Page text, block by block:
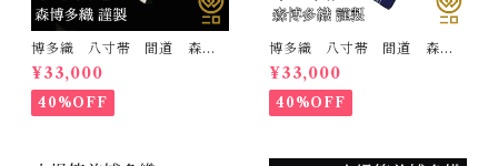
博多織 八寸帯 間道 森博
多織 正絹 日本製 未仕立
て 名古屋帯
¥33,000
40%OFF
博多織 八寸帯 間道 森博
多織 正絹 日本製 未仕立
て 名古屋帯
¥33,000
40%OFF